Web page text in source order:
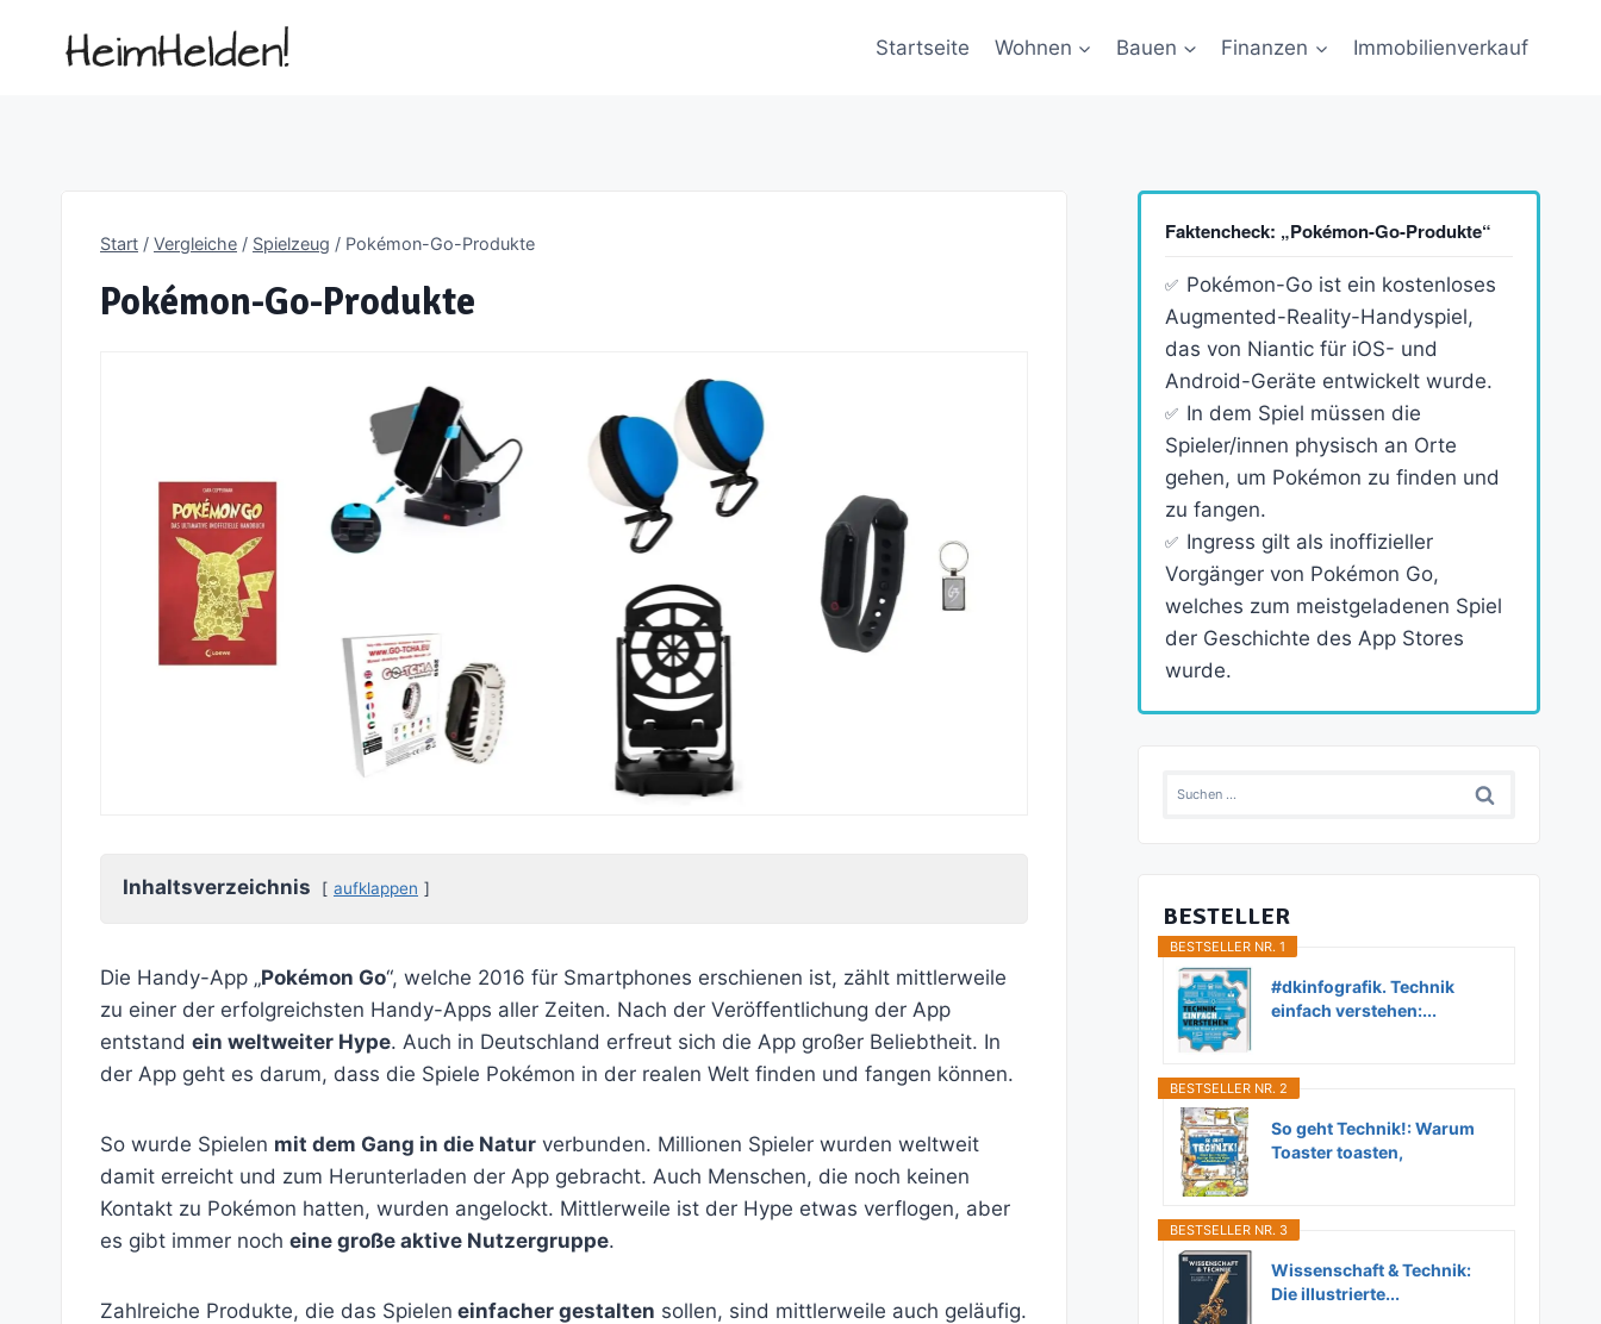
Startseite Wohnen Bauen Finanzen Immobilienverkauf
Start / Vergleiche / Spielzeug / Pokémon-Go-Produkte
Pokémon-Go-Produkte
Inhaltsverzeichnis aufklappen
Die Handy-App „Pokémon Go“, welche 2016 für Smartphones erschienen ist, zählt mittlerweile
zu einer der erfolgreichsten Handy-Apps aller Zeiten. Nach der Veröffentlichung der App
entstand ein weltweiter Hype. Auch in Deutschland erfreut sich die App großer Beliebtheit. In
der App geht es darum, dass die Spiele Pokémon in der realen Welt finden und fangen können.
So wurde Spielen mit dem Gang in die Natur verbunden. Millionen Spieler wurden weltweit
damit erreicht und zum Herunterladen der App gebracht. Auch Menschen, die noch keinen
Kontakt zu Pokémon hatten, wurden angelockt. Mittlerweile ist der Hype etwas verflogen, aber
es gibt immer noch eine große aktive Nutzergruppe.
Zahlreiche Produkte, die das Spielen einfacher gestalten sollen, sind mittlerweile auch geläufig.
Faktencheck: „Pokémon-Go-Produkte“
Pokémon-Go ist ein kostenloses
Augmented-Reality-Handyspiel,
das von Niantic für iOS- und
Android-Geräte entwickelt wurde.
In dem Spiel müssen die
Spieler/innen physisch an Orte
gehen, um Pokémon zu finden und
zu fangen.
Ingress gilt als inoffizieller
Vorgänger von Pokémon Go,
welches zum meistgeladenen Spiel
der Geschichte des App Stores
wurde.
Suchen
BESTELLER
BESTSELLER NR. 1
#dkinfografik. Technik
einfach verstehen:...
BESTSELLER NR. 2
So geht Technik!: Warum
Toaster toasten,
BESTSELLER NR. 3
Wissenschaft & Technik:
Die illustrierte...